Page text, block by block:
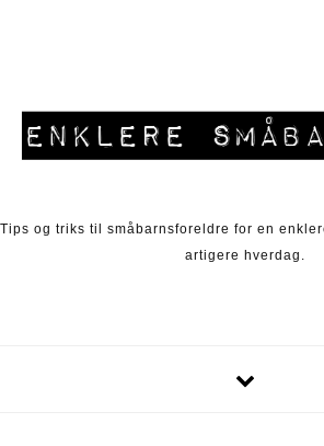
Tips og triks til småbarnsforeldre for en
artigere hverdag.